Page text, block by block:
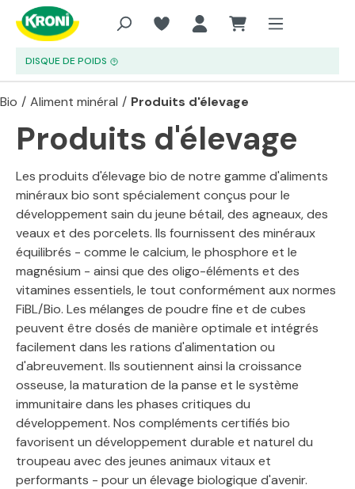
Aller au contenu principal
DISQUE DE POIDS
Bio / Aliment minéral / Produits d'élevage
Produits d'élevage
Les produits d'élevage bio de notre gamme d'aliments
minéraux bio sont spécialement conçus pour le
développement sain du jeune bétail, des agneaux, des
veaux et des porcelets. Ils fournissent des minéraux
équilibrés - comme le calcium, le phosphore et le
magnésium - ainsi que des oligo-éléments et des
vitamines essentiels, le tout conformément aux normes
FiBL/Bio. Les mélanges de poudre fine et de cubes
peuvent être dosés de manière optimale et intégrés
facilement dans les rations d'alimentation ou
d'abreuvement. Ils soutiennent ainsi la croissance
osseuse, la maturation de la panse et le système
immunitaire dans les phases critiques du
développement. Nos compléments certifiés bio
favorisent un développement durable et naturel du
troupeau avec des jeunes animaux vitaux et
performants - pour un élevage biologique d'avenir.